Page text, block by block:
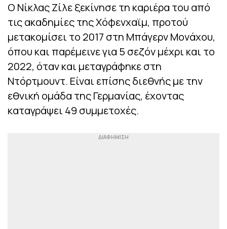
Ο Νίκλας Ζίλε ξεκίνησε τη καριέρα του από
τις ακαδημίες της Χόφενχαϊμ, προτού
μετακομίσει το 2017 στη Μπάγερν Μονάχου,
όπου και παρέμεινε για 5 σεζόν μέχρι και το
2022, όταν και μεταγράφηκε στη
Ντόρτμουντ. Είναι επίσης διεθνής με την
εθνική ομάδα της Γερμανίας, έχοντας
καταγράψει 49 συμμετοχές.